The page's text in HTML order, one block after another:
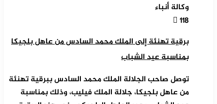
وكالة أنباء
118
برقية تهنئة إلى الملك محمد السادس من عاهل بلجيكا
بمناسبة عيد الشباب
توصل صاحب الجلالة الملك محمد السادس ببرقية تهنئة
من عاهل بلجيكا، جلالة الملك فيليب، وذلك بمناسبة